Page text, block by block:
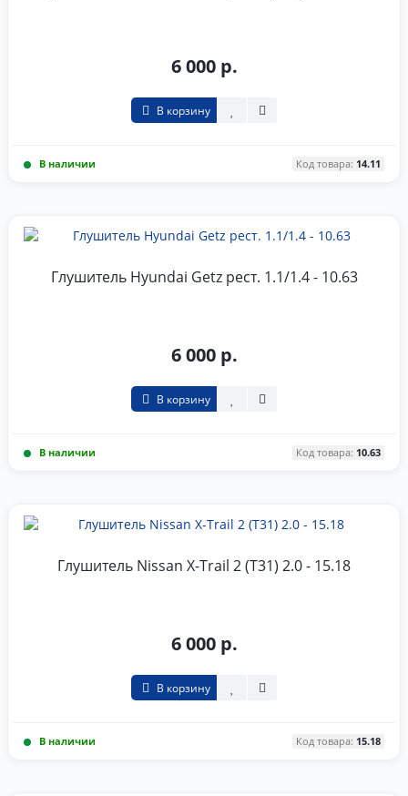
6 000 р.
В корзину
В наличии Код товара: 14.11
Глушитель Hyundai Getz рест. 1.1/1.4 - 10.63
6 000 р.
В корзину
В наличии Код товара: 10.63
Глушитель Nissan X-Trail 2 (T31) 2.0 - 15.18
6 000 р.
В корзину
В наличии Код товара: 15.18